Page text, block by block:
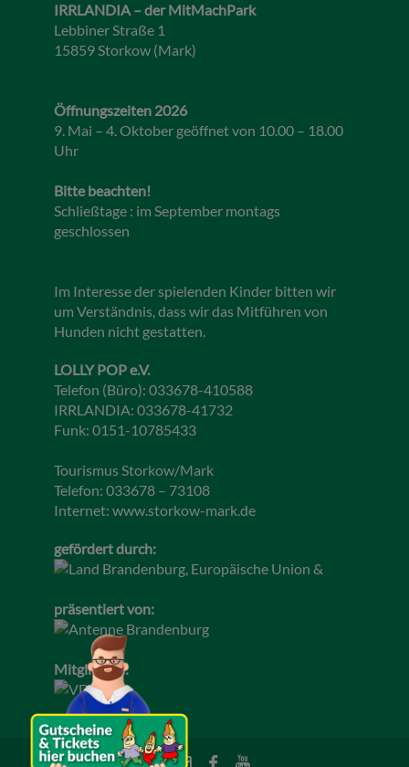
IRRLANDIA – der MitMachPark
Lebbiner Straße 1
15859 Storkow (Mark)
Öffnungszeiten 2026
9. Mai – 4. Oktober geöffnet von 10.00 – 18.00
Uhr
Bitte beachten!
Schließtage : im September montags
geschlossen
Im Interesse der spielenden Kinder bitten wir
um Verständnis, dass wir das Mitführen von
Hunden nicht gestatten.
LOLLY POP e.V.
Telefon (Büro): 033678-410588
IRRLANDIA: 033678-41732
Funk: 0151-10785433
Tourismus Storkow/Mark
Telefon: 033678 – 73108
Internet: www.storkow-mark.de
gefördert durch:
präsentiert von:
Mitglied im: